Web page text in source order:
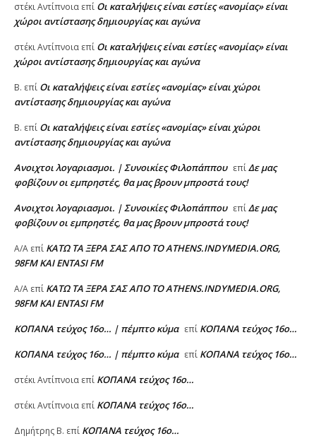
στέκι Αντίπνοια επί Oι καταλήψεις είναι εστίες «ανομίας» είναι
χώροι αντίστασης δημιουργίας και αγώνα
στέκι Αντίπνοια επί Oι καταλήψεις είναι εστίες «ανομίας» είναι
χώροι αντίστασης δημιουργίας και αγώνα
Β. επί Oι καταλήψεις είναι εστίες «ανομίας» είναι χώροι
αντίστασης δημιουργίας και αγώνα
Β. επί Oι καταλήψεις είναι εστίες «ανομίας» είναι χώροι
αντίστασης δημιουργίας και αγώνα
Ανοιχτοι λογαριασμοι. | Συνοικίες Φιλοπάππου επίΔε μας
φοβίζουν οι εμπρηστές, θα μας βρουν μπροστά τους!
Ανοιχτοι λογαριασμοι. | Συνοικίες Φιλοπάππου επίΔε μας
φοβίζουν οι εμπρηστές, θα μας βρουν μπροστά τους!
A/A επί ΚΑΤΩ ΤΑ ΞΕΡΑ ΣΑΣ ΑΠΟ ΤΟ ATHENS.INDYMEDIA.ORG,
98FM ΚΑΙ ENTASI FM
A/A επί ΚΑΤΩ ΤΑ ΞΕΡΑ ΣΑΣ ΑΠΟ ΤΟ ATHENS.INDYMEDIA.ORG,
98FM ΚΑΙ ENTASI FM
ΚΟΠΑΝΑ τεύχος 16ο… | πέμπτο κύμα επί ΚΟΠΑΝΑ τεύχος 16ο…
ΚΟΠΑΝΑ τεύχος 16ο… | πέμπτο κύμα επί ΚΟΠΑΝΑ τεύχος 16ο…
στέκι Αντίπνοια επί ΚΟΠΑΝΑ τεύχος 16ο…
στέκι Αντίπνοια επί ΚΟΠΑΝΑ τεύχος 16ο…
Δημήτρης Β. επί ΚΟΠΑΝΑ τεύχος 16ο…